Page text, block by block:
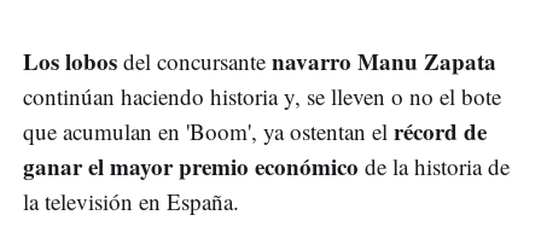
Los lobos del concursante navarro Manu Zapata
continúan haciendo historia y, se lleven o no el bote
que acumulan en 'Boom', ya ostentan el récord de
ganar el mayor premio económico de la historia de
la televisión en España.